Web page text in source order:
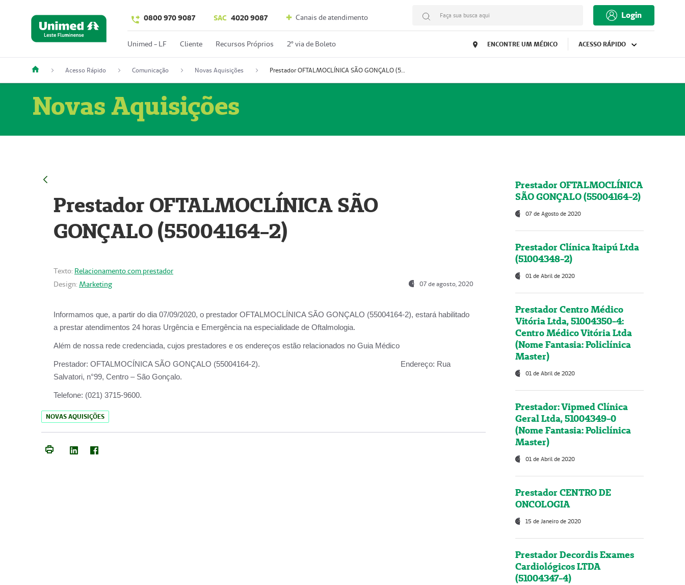
0800 970 9087 SAC 4020 9087 Canais de atendimento Faça sua busca aqui Login
Unimed - LF Cliente Recursos Próprios 2º via de Boleto ENCONTRE UM MÉDICO ACESSO RÁPIDO
Acesso Rápido Comunicação Novas Aquisições Prestador OFTALMOCLÍNICA SÃO GONÇALO (55004164-2)
Novas Aquisições
Prestador OFTALMOCLÍNICA SÃO
GONÇALO (55004164-2)
Texto: Relacionamento com prestador
Design: Marketing 07 de agosto, 2020
Informamos que, a partir do dia 07/09/2020, o prestador OFTALMOCLÍNICA SÃO GONÇALO (55004164-2), estará habilitado
a prestar atendimentos 24 horas Urgência e Emergência na especialidade de Oftalmologia.
Além de nossa rede credenciada, cujos prestadores e os endereços estão relacionados no Guia Médico
Prestador: OFTALMOCÍNICA SÃO GONÇALO (55004164-2). Endereço: Rua
Salvatori, n°99, Centro – São Gonçalo.
Telefone: (021) 3715-9600.
NOVAS AQUISIÇÕES
Prestador OFTALMOCLÍNICA
SÃO GONÇALO (55004164-2)
07 de Agosto de 2020
Prestador Clínica Itaipú Ltda
(51004348-2)
01 de Abril de 2020
Prestador Centro Médico
Vitória Ltda, 51004350-4:
Centro Médico Vitória Ltda
(Nome Fantasia: Policlínica
Master)
01 de Abril de 2020
Prestador: Vipmed Clínica
Geral Ltda, 51004349-0
(Nome Fantasia: Policlínica
Master)
01 de Abril de 2020
Prestador CENTRO DE
ONCOLOGIA
15 de Janeiro de 2020
Prestador Decordis Exames
Cardiológicos LTDA
(51004347-4)